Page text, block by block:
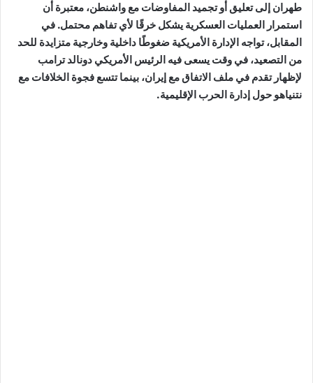
طهران إلى تعليق أو تجميد المفاوضات مع واشنطن، معتبرة أن
استمرار العمليات العسكرية يشكل خرقًا لأي تفاهم محتمل. في
المقابل، تواجه الإدارة الأمريكية ضغوطًا داخلية وخارجية متزايدة للحد
من التصعيد، في وقت يسعى فيه الرئيس الأمريكي دونالد ترامب
لإظهار تقدم في ملف الاتفاق مع إيران، بينما تتسع فجوة الخلافات مع
نتنياهو حول إدارة الحرب الإقليمية.